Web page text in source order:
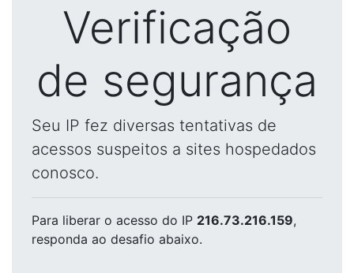
Verificação
de segurança
Seu IP fez diversas tentativas de
acessos suspeitos a sites hospedados
conosco.
Para liberar o acesso do IP 216.73.216.159,
responda ao desafio abaixo.